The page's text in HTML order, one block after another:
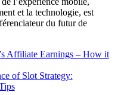
et la technologie, est
du futur de
Affiliate Earnings – How it
of Slot Strategy: